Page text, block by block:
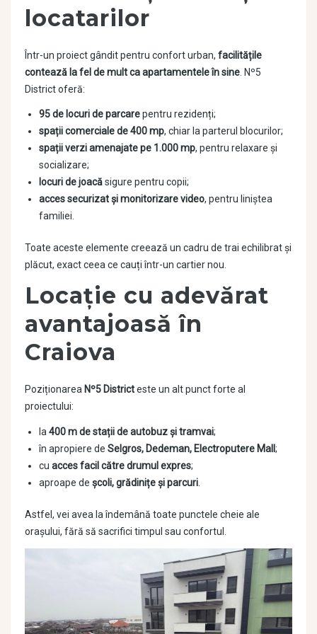
locatarilor
Într-un proiect gândit pentru confort urban, facilitățile
contează la fel de mult ca apartamentele în sine . Nº5
District oferă:
95 de locuri de parcarepentru rezidenți;
spații comerciale de 400 mp, chiar la parterul blocurilor;
spații verzi amenajate pe 1.000 mp, pentru relaxare și
socializare;
locuri de joacăsigure pentru copii;
acces securizat și monitorizare video, pentru liniștea
familiei.
Toate aceste elemente creează un cadru de trai echilibrat și
plăcut, exact ceea ce cauți într-un cartier nou.
Locație cu adevărat
avantajoasă în
Craiova
Poziționarea Nº5 Districteste un alt punct forte al
proiectului:
la400 m de stații de autobuz și tramvai;
în apropiere de Selgros, Dedeman, Electroputere Mall ;
cu acces facil către drumul expres;
aproape de școli, grădinițe și parcuri.
Astfel, vei avea la îndemână toate punctele cheie ale
orașului, fără să sacrifici timpul sau confortul.